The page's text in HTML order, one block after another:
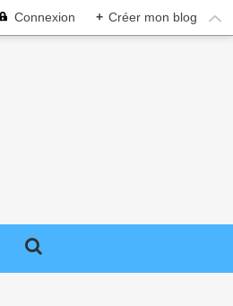
Connexion + Créer mon blog